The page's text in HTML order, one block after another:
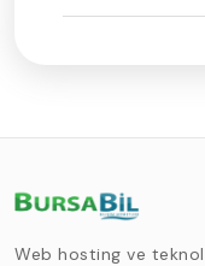
Web hosting ve